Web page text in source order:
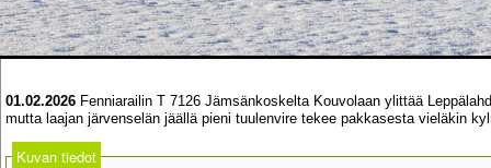
01.02.2026 Fenniarailin T 7126 Jämsänkoskelta Kouvolaan ylittää
mutta laajan järvenselän jäällä pieni tuulenvire tekee pakkasesta vieläkin
Kuvan tiedot